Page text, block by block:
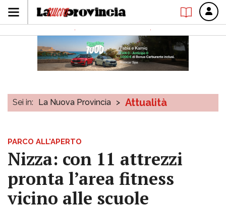
Sei in: La Nuova Provincia > Attualità
PARCO ALL'APERTO
Nizza: con 11 attrezzi
pronta l’area fitness
vicino alle scuole